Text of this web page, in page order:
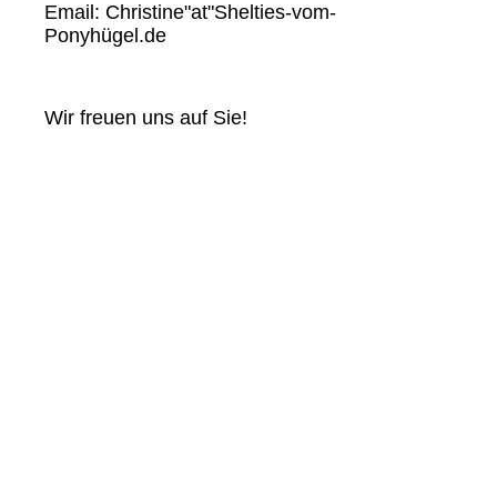
Email: Christine"at"Shelties-vom-
Ponyhügel.de
Wir freuen uns auf Sie!